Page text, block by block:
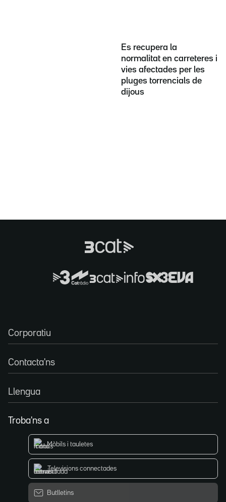
Es recupera la
normalitat en carreteres i
vies afectades per les
pluges torrencials de
dijous
Corporatiu
Contacta'ns
Llengua
Troba'ns a
Mòbils i tauletes
Televisions connectades
Butlletins